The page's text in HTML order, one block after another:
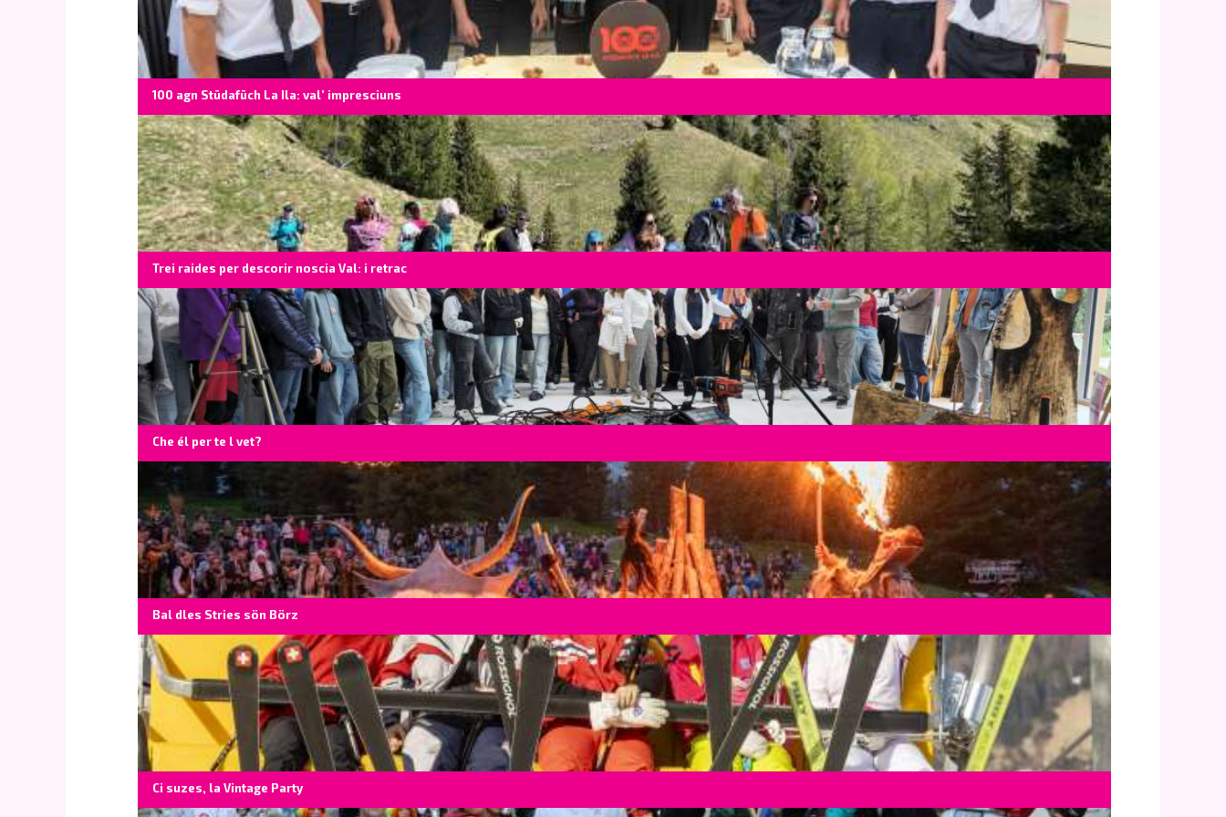
100 agn Stüdafüch La Ila: val’ impresciuns
Trei raides per descorir noscia Val: i retrac
Che él per te l vet?
Bal dles Stries sön Börz
Ci suzes, la Vintage Party